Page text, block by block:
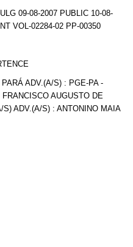
09-08-2007 PUBLIC 10-08-
VOL-02284-02 PP-00350
ADV.(A/S) : PGE-PA -
AUGUSTO DE
ADV.(A/S) : ANTONINO MAIA